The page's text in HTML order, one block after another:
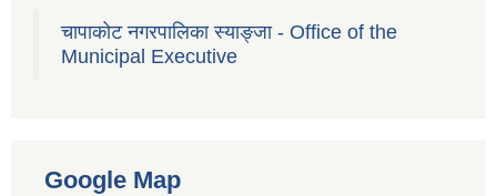
चापाकोट नगरपालिका स्याङ्जा - Office of the
Municipal Executive
Google Map